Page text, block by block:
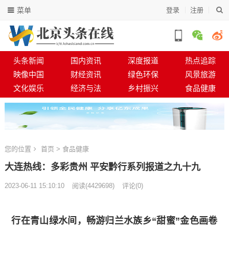
登录 注册
菜单
头条新闻 国内资讯 深度报道
热点追踪
映像中国
财经资讯 绿色环保
风景旅游
文化娱乐
经济与法 乡村振兴 食品健康
您的位置 首页 > 食品健康
大连热线：多彩贵州 平安黔行系列报道之九十九
2023-06-11 15:10:10 阅读(4429698) 评论(0)
行在青山绿水间，畅游归兰水族乡“甜蜜”金色画卷